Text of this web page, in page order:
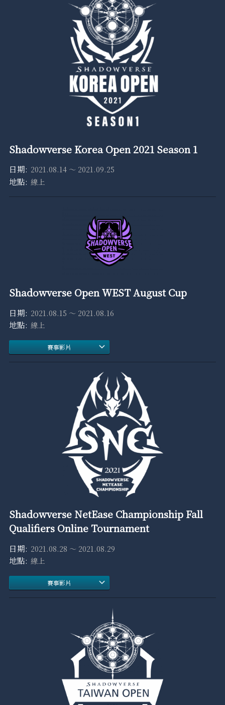
Shadowverse Korea Open 2021 Season 1
2021.08.14 ～ 2021.09.25
線上
Shadowverse Open WEST August Cup
2021.08.15 ～ 2021.08.16
線上
賽事影片
Shadowverse NetEase Championship Fall
Qualifiers Online Tournament
2021.08.28 ～ 2021.08.29
線上
賽事影片